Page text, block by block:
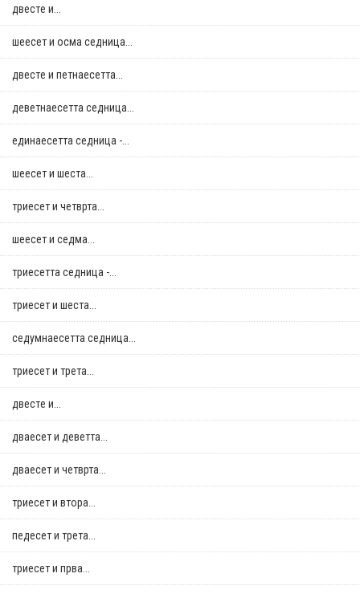
двестe и...
шеесет и осма седница...
двестe и петнаесетта...
деветнаесетта седница...
единаесетта седница -...
шеесет и шеста...
триесет и четврта...
шеесет и седма...
триесетта седница -...
триесет и шеста...
седумнаесетта седница...
триесет и трета...
двестe и...
дваесет и деветта...
дваесет и четврта...
триесет и втора...
педесет и трета...
триесет и прва...